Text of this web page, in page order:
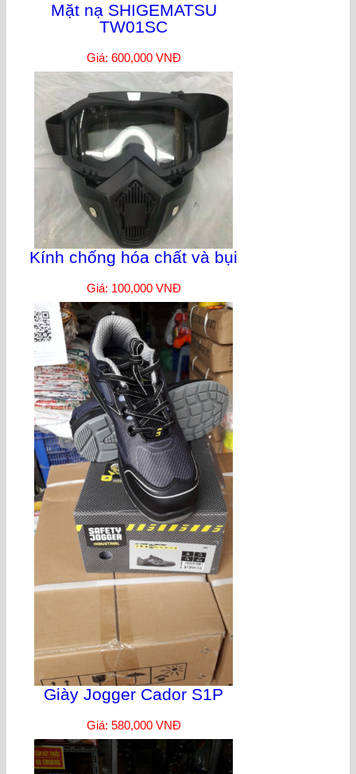
Mặt nạ SHIGEMATSU
TW01SC
Giá: 600,000 VNĐ
Kính chống hóa chất và bụi
Giá: 100,000 VNĐ
Giày Jogger Cador S1P
Giá: 580,000 VNĐ